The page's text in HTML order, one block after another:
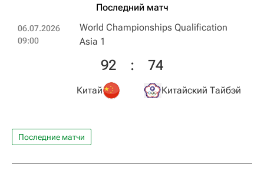
Последний матч
06.07.2026
09:00
World Championships Qualification
Asia 1
Китай
92 : 74
Китайский Тайбэй
Последние матчи